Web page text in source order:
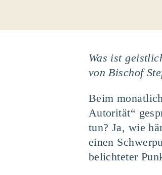
Was ist
von Bischof
Beim
Autorität“
tun? Ja, wie
einen
belichteter